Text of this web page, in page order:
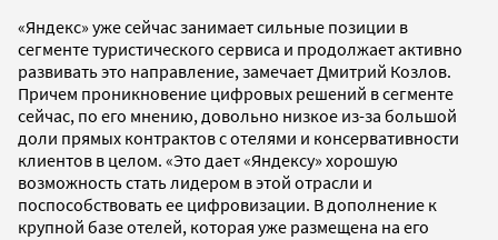
«Яндекс» уже сейчас занимает сильные позиции в
сегменте туристического сервиса и продолжает активно
развивать это направление, замечает Дмитрий Козлов.
Причем проникновение цифровых решений в сегменте
сейчас, по его мнению, довольно низкое из-за большой
доли прямых контрактов с отелями и консервативности
клиентов в целом. «Это дает «Яндексу» хорошую
возможность стать лидером в этой отрасли и
поспособствовать ее цифровизации. В дополнение к
крупной базе отелей, которая уже размещена на его